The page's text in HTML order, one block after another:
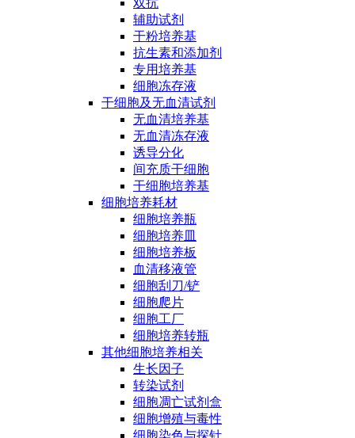
双抗
辅助试剂
干粉培养基
抗生素和添加剂
专用培养基
细胞冻存液
干细胞及无血清试剂
无血清培养基
无血清冻存液
诱导分化
间充质干细胞
干细胞培养基
细胞培养耗材
细胞培养瓶
细胞培养皿
细胞培养板
血清移液管
细胞刮刀/铲
细胞爬片
细胞工厂
细胞培养转瓶
其他细胞培养相关
生长因子
转染试剂
细胞凋亡试剂盒
细胞增殖与毒性
细胞染色与探针